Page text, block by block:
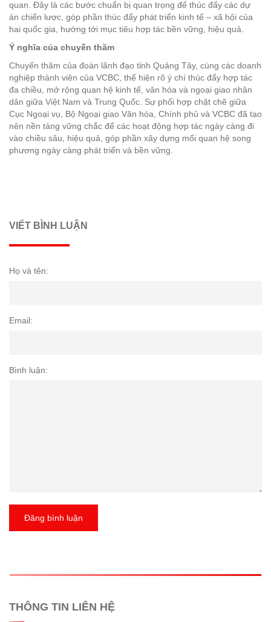
quan. Đây là các bước chuẩn bị quan trọng để thúc đẩy các dự
án chiến lược, góp phần thúc đẩy phát triển kinh tế – xã hội của
hai quốc gia, hướng tới mục tiêu hợp tác bền vững, hiệu quả.
Ý nghĩa của chuyến thăm
Chuyến thăm của đoàn lãnh đạo tỉnh Quảng Tây, cùng các doanh
nghiệp thành viên của VCBC, thể hiện rõ ý chí thúc đẩy hợp tác
đa chiều, mở rộng quan hệ kinh tế, văn hóa và ngoại giao nhân
dân giữa Việt Nam và Trung Quốc. Sự phối hợp chặt chẽ giữa
Cục Ngoại vụ, Bộ Ngoại giao Văn hóa, Chính phủ và VCBC đã tạo
nên nền tảng vững chắc để các hoạt động hợp tác ngày càng đi
vào chiều sâu, hiệu quả, góp phần xây dựng mối quan hệ song
phương ngày càng phát triển và bền vững.
VIẾT BÌNH LUẬN
Họ và tên:
Email:
Bình luận:
Đăng bình luận
THÔNG TIN LIÊN HỆ